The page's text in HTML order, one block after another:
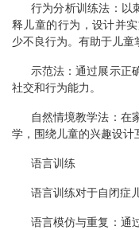
行为分析训练法：以
释儿童的行为，设计并
少不良行为。有助于儿童
示范法：通过展示正
社交和行为能力。
自然情境教学法：在
学，围绕儿童的兴趣设计
语言训练
语言训练对于自闭症
语言模仿与重复：通